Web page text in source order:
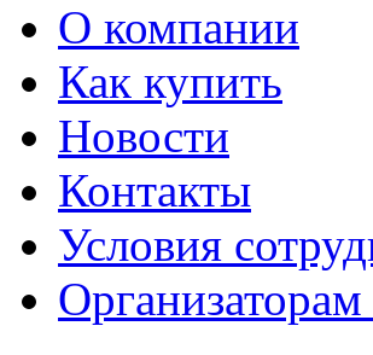
О компании
Как купить
Новости
Контакты
Условия